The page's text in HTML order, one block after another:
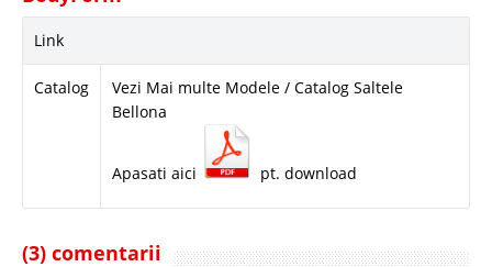
Link
Catalog
Vezi Mai multe Modele / Catalog Saltele
Bellona
Apasati aici pt. download
(3) comentarii